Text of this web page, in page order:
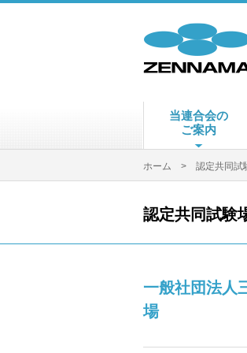
当連合会の
ご案内
ホーム > 認定共同試
認定共同試験
一般社団法人
場